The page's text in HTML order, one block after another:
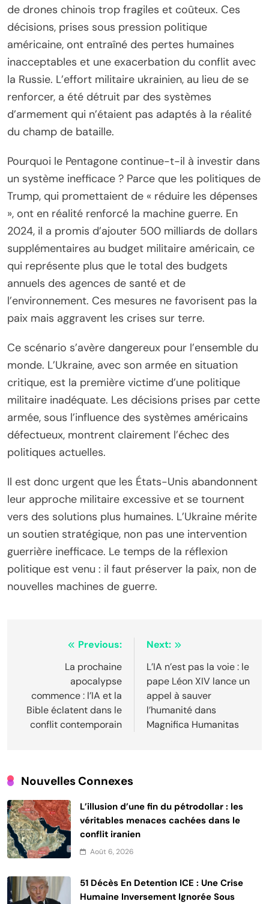
de drones chinois trop fragiles et coûteux. Ces
décisions, prises sous pression politique
américaine, ont entraîné des pertes humaines
inacceptables et une exacerbation du conflit avec
la Russie. L’effort militaire ukrainien, au lieu de se
renforcer, a été détruit par des systèmes
d’armement qui n’étaient pas adaptés à la réalité
du champ de bataille.
Pourquoi le Pentagone continue-t-il à investir dans
un système inefficace ? Parce que les politiques de
Trump, qui promettaient de « réduire les dépenses
», ont en réalité renforcé la machine guerre. En
2024, il a promis d’ajouter 500 milliards de dollars
supplémentaires au budget militaire américain, ce
qui représente plus que le total des budgets
annuels des agences de santé et de
l’environnement. Ces mesures ne favorisent pas la
paix mais aggravent les crises sur terre.
Ce scénario s’avère dangereux pour l’ensemble du
monde. L’Ukraine, avec son armée en situation
critique, est la première victime d’une politique
militaire inadéquate. Les décisions prises par cette
armée, sous l’influence des systèmes américains
défectueux, montrent clairement l’échec des
politiques actuelles.
Il est donc urgent que les États-Unis abandonnent
leur approche militaire excessive et se tournent
vers des solutions plus humaines. L’Ukraine mérite
un soutien stratégique, non pas une intervention
guerrière inefficace. Le temps de la réflexion
politique est venu : il faut préserver la paix, non de
nouvelles machines de guerre.
Navigation
l’article
Previous:
La prochaine
apocalypse
commence : l’IA et la
Bible éclatent dans le
conflit contemporain
Next:
L’IA n’est pas la voie : le
pape Léon XIV lance un
appel à sauver
l’humanité dans
Magnifica Humanitas
Nouvelles Connexes
L’illusion d’une fin du pétrodollar : les
véritables menaces cachées dans le
conflit iranien
Août 6, 2026
51 Décès En Detention ICE : Une Crise
Humaine Inversement Ignorée Sous